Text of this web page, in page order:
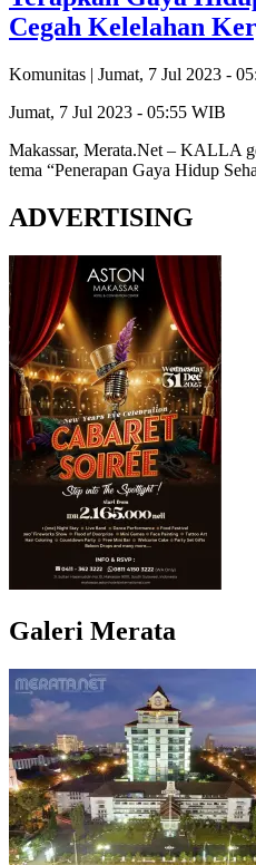
Cegah Kelelahan
Komunitas | Jumat, 7 Jul 2023 -
Jumat, 7 Jul 2023 - 05:55 WIB
Makassar, Merata.Net – KALLA
tema “Penerapan Gaya Hidup
ADVERTISING
Galeri Merata